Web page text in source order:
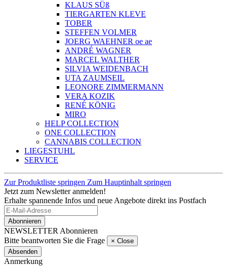
KLAUS SÜß
TIERGARTEN KLEVE
TOBER
STEFFEN VOLMER
JOERG WAEHNER oe ae
ANDRÉ WAGNER
MARCEL WALTHER
SILVIA WEIDENBACH
UTA ZAUMSEIL
LEONORE ZIMMERMANN
VERA KOZIK
RENÉ KÖNIG
MIRO
HELP COLLECTION
ONE COLLECTION
CANNABIS COLLECTION
LIEGESTUHL
SERVICE
Zur Produktliste springen Zum Hauptinhalt springen
Jetzt zum Newsletter anmelden!
Erhalte spannende Infos und neue Angebote direkt ins Postfach
Abonnieren
NEWSLETTER Abonnieren
Bitte beantworten Sie die Frage
× Close
Absenden
Anmerkung